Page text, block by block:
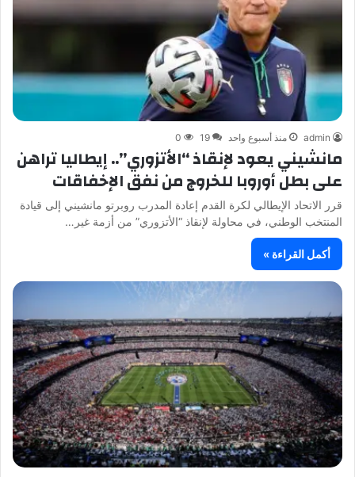
admin منذ أسبوع واحد 19
0
مانشيني يعود لإنقاذ “الأتزوري”.. إيطاليا تراهن
على بطل أوروبا للخروج من نفق الإخفاقات
قرر الاتحاد الإيطالي لكرة القدم إعادة المدرب روبرتو مانشيني إلى قيادة
المنتخب الوطني، في محاولة لإنقاذ “الأتزوري” من أزمة غير…
أكمل القراءة »